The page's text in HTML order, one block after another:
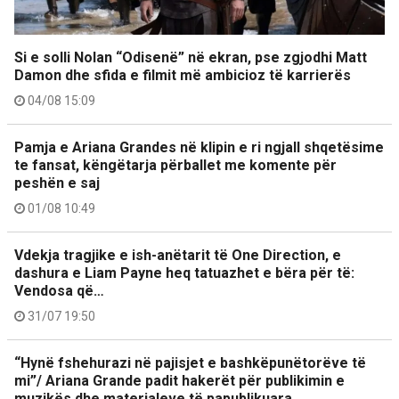
Si e solli Nolan “Odisenë” në ekran, pse zgjodhi Matt
Damon dhe sfida e filmit më ambicioz të karrierës
04/08 15:09
Pamja e Ariana Grandes në klipin e ri ngjall shqetësime
te fansat, këngëtarja përballet me komente për
peshën e saj
01/08 10:49
Vdekja tragjike e ish-anëtarit të One Direction, e
dashura e Liam Payne heq tatuazhet e bëra për të:
Vendosa që…
31/07 19:50
“Hynë fshehurazi në pajisjet e bashkëpunëtorëve të
mi”/ Ariana Grande padit hakerët për publikimin e